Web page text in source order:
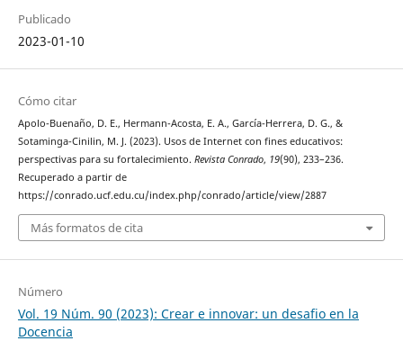
Publicado
2023-01-10
Cómo citar
Apolo-Buenaño, D. E., Hermann-Acosta, E. A., García-Herrera, D. G., &
Sotaminga-Cinilin, M. J. (2023). Usos de Internet con fines educativos:
perspectivas para su fortalecimiento. Revista Conrado, 19(90), 233–236.
Recuperado a partir de
https://conrado.ucf.edu.cu/index.php/conrado/article/view/2887
Más formatos de cita
Número
Vol. 19 Núm. 90 (2023): Crear e innovar: un desafio en la
Docencia